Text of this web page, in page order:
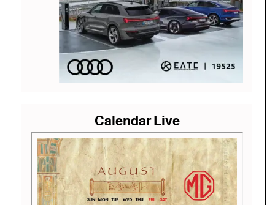
Calendar Live